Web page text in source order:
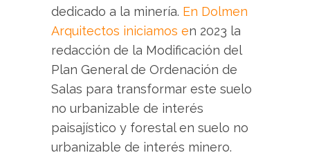
dedicado a la minería. En Dolmen
Arquitectos iniciamos en 2023 la
redacción de la Modificación del
Plan General de Ordenación de
Salas para transformar este suelo
no urbanizable de interés
paisajístico y forestal en suelo no
urbanizable de interés minero.